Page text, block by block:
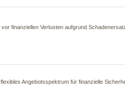
finanziellen Verlusten aufgrund
Angebotsspektrum für finanzielle